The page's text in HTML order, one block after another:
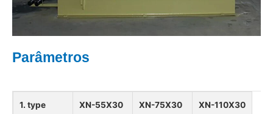
Parâmetros
1. type XN-55X30 XN-75X30 XN-110X30